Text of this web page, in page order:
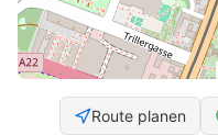
Route planen